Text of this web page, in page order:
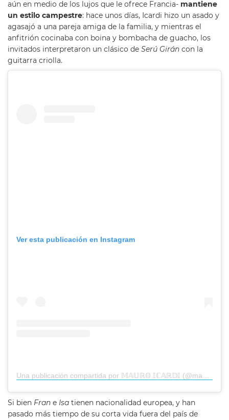
aún en medio de los lujos que le ofrece Francia- mantiene
un estilo campestre: hace unos días, Icardi hizo un asado y
agasajó a una pareja amiga de la familia, y mientras el
anfitrión cocinaba con boina y bombacha de guacho, los
invitados interpretaron un clásico de Serú Girán con la
guitarra criolla.
Ver esta publicación en Instagram
Una publicación compartida por 𝕄𝔸𝕌ℝ𝕆 𝕀ℂ𝔸ℝ𝔻𝕀 (@mauroicardi)
Si bien Fran e Isa tienen nacionalidad europea, y han
pasado más tiempo de su corta vida fuera del país de